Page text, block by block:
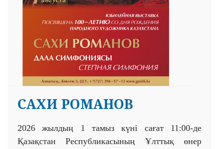
САХИ РОМАНОВ
2026 жылдың 1 тамыз күні сағат 11:00-де
Қазақстан Республикасының Ұлттық өнер